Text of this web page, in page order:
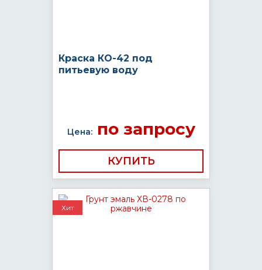
Краска КО-42 под
питьевую воду
Цена:по запросу
КУПИТЬ
Хит